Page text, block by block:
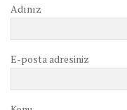
Adınız
E-posta adresiniz